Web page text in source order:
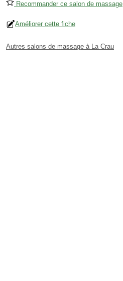
Recommander ce salon de massage
Améliorer cette fiche
Autres salons de massage à La Crau